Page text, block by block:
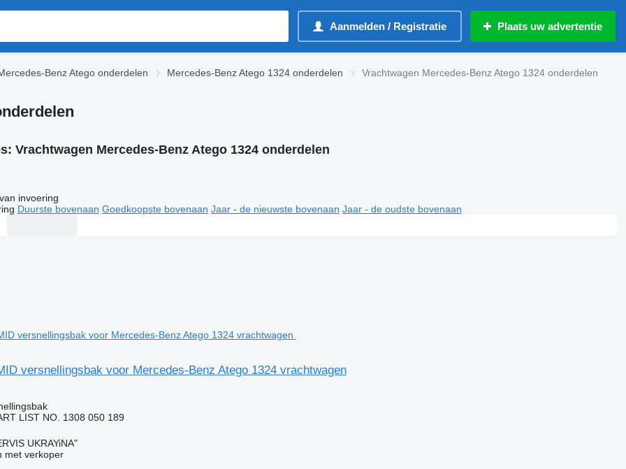
Aanmelden / Registratie Plaats uw advertentie
Benz Atego onderdelen Mercedes-Benz Atego 1324 onderdelen Vrachtwagen Mercedes-Benz Atego 1324 onderdelen
Vrachtwagen Mercedes-Benz Atego 1324 onderdelen
invoering
Duurste bovenaan Goedkoopste bovenaan Jaar - de nieuwste bovenaan Jaar - de oudste bovenaan
versnellingsbak voor Mercedes-Benz Atego 1324 vrachtwagen
LIST NO. 1308 050 189
UKRAYiNA"
met verkoper